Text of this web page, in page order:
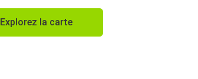
Explorez la carte